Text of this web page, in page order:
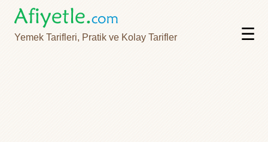
Yemek Tarifleri, Pratik ve Kolay Tarifler ☰